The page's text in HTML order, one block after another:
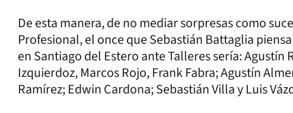
De esta manera, de no mediar sorpresas como
Profesional, el once que Sebastián Battaglia
en Santiago del Estero ante Talleres sería: Agustín
Izquierdoz, Marcos Rojo, Frank Fabra; Agustín
Ramírez; Edwin Cardona; Sebastián Villa y Luis